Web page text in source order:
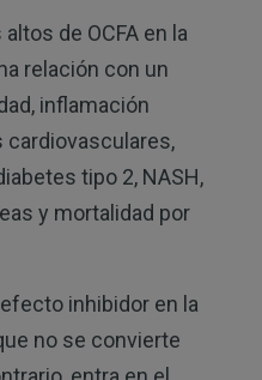
de OCFA en la
relación con un
inflamación
cardiovasculares,
tipo 2, NASH,
y mortalidad por
inhibidor en la
no se convierte